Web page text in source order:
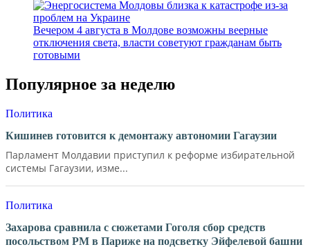
Вечером 4 августа в Молдове возможны веерные
отключения света, власти советуют гражданам быть
готовыми
Популярное за неделю
Политика
Кишинев готовится к демонтажу автономии Гагаузии
Парламент Молдавии приступил к реформе избирательной
системы Гагаузии, изме...
Политика
Захарова сравнила с сюжетами Гоголя сбор средств
посольством РМ в Париже на подсветку Эйфелевой башни